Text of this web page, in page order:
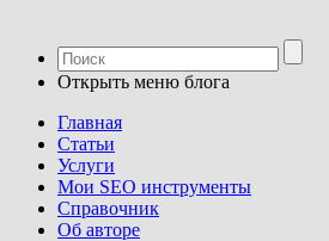
Открыть меню блога
Главная
Статьи
Услуги
Мои SEO инструменты
Справочник
Об авторе